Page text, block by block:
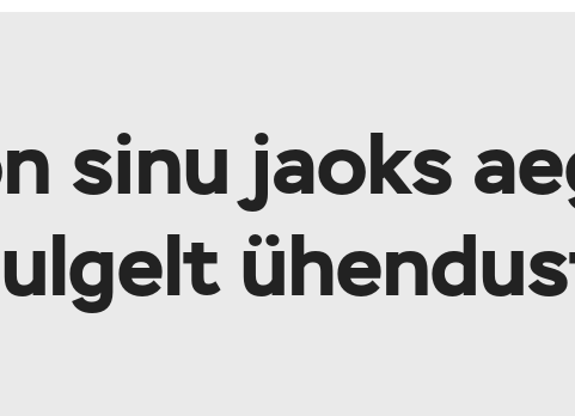
sinu jaoks